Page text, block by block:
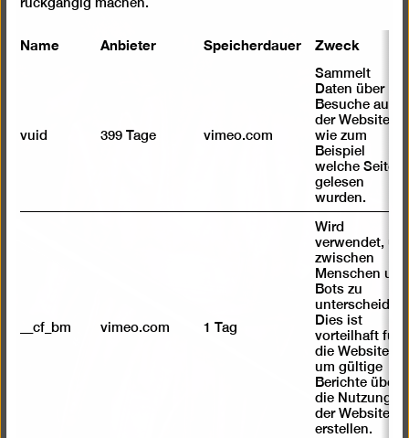
Name Anbieter Speicherdauer Zweck
vuid 399 Tage vimeo.com
Sammelt
Daten über
Besuche auf
der Website,
wie zum
Beispiel
welche Seiten
gelesen
wurden.
__cf_bm vimeo.com 1 Tag
Wird
verwendet, um
zwischen
Menschen und
Bots zu
unterscheiden.
Dies ist
vorteilhaft für
die Website,
um gültige
Berichte über
die Nutzung
der Website zu
erstellen.